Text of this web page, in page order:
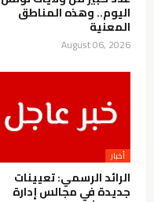
اليوم.. وهذه المناطق
المعنية
August 06, 2026
أخبار
الرائد الرسمي: تعيينات
جديدة في مجالس إدارة